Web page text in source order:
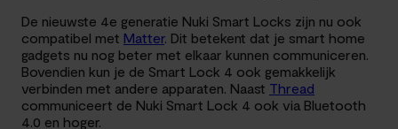
De nieuwste 4e generatie Nuki Smart Locks zijn nu ook
compatibel met Matter. Dit betekent dat je smart home
gadgets nu nog beter met elkaar kunnen communiceren.
Bovendien kun je de Smart Lock 4 ook gemakkelijk
verbinden met andere apparaten. Naast Thread
communiceert de Nuki Smart Lock 4 ook via Bluetooth
4.0 en hoger.